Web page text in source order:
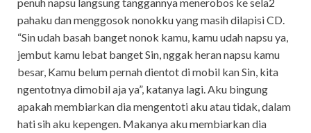
pahaku dan menggosok nonokku yang masih dilapisi CD.
“Sin udah basah banget nonok kamu, kamu udah napsu ya,
jembut kamu lebat banget Sin, nggak heran napsu kamu
besar, Kamu belum pernah dientot di mobil kan Sin, kita
ngentotnya dimobil aja ya”, katanya lagi. Aku bingung
apakah membiarkan dia mengentoti aku atau tidak, dalam
hati sih aku kepengen. Makanya aku membiarkan dia